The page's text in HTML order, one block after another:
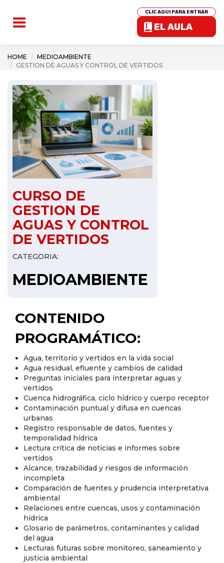
CLIC AQUI PARA ENTRAR
EL AULA
HOME
MEDIOAMBIENTE
GESTION DE AGUAS Y CONTROL DE VERTIDOS
CURSO DE
GESTION DE
AGUAS Y CONTROL
DE VERTIDOS
CATEGORIA:
MEDIOAMBIENTE
CONTENIDO
PROGRAMÁTICO:
Agua, territorio y vertidos en la vida social
Agua residual, efluente y cambios de calidad
Preguntas iniciales para interpretar aguas y
vertidos
Cuenca hidrográfica, ciclo hídrico y cuerpo receptor
Contaminación puntual y difusa en cuencas
urbanas
Registro responsable de datos, fuentes y
temporalidad hídrica
Lectura crítica de noticias e informes sobre
vertidos
Alcance, trazabilidad y riesgos de información
incompleta
Comparación de fuentes y prudencia interpretativa
ambiental
Relaciones entre cuencas, usos y contaminación
hídrica
Glosario de parámetros, contaminantes y calidad
del agua
Lecturas futuras sobre monitoreo, saneamiento y
justicia ambiental